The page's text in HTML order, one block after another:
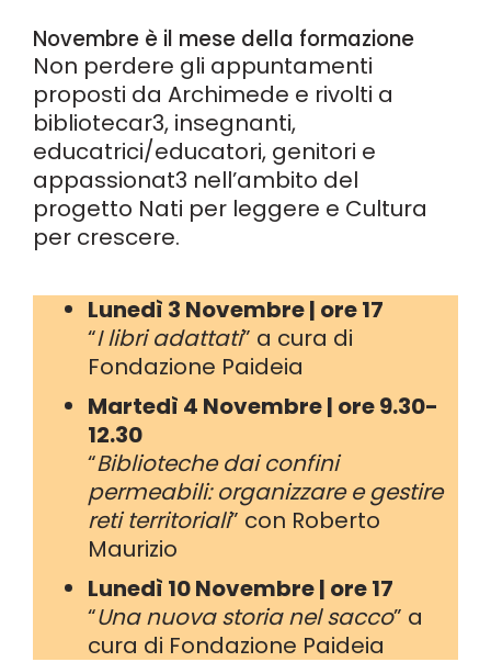
Novembre è il mese della formazione
Non perdere gli appuntamenti
proposti da Archimede e rivolti a
bibliotecar3, insegnanti,
educatrici/educatori, genitori e
appassionat3 nell’ambito del
progetto Nati per leggere e Cultura
per crescere.
Lunedì 3 Novembre | ore 17
“I libri adattati” a cura di
Fondazione Paideia
Martedì 4 Novembre | ore 9.30-
12.30
“Biblioteche dai confini
permeabili: organizzare e gestire
reti territoriali” con Roberto
Maurizio
Lunedì 10 Novembre | ore 17
“Una nuova storia nel sacco” a
cura di Fondazione Paideia